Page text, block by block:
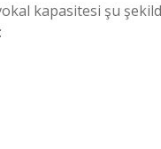
kapasitesi şu